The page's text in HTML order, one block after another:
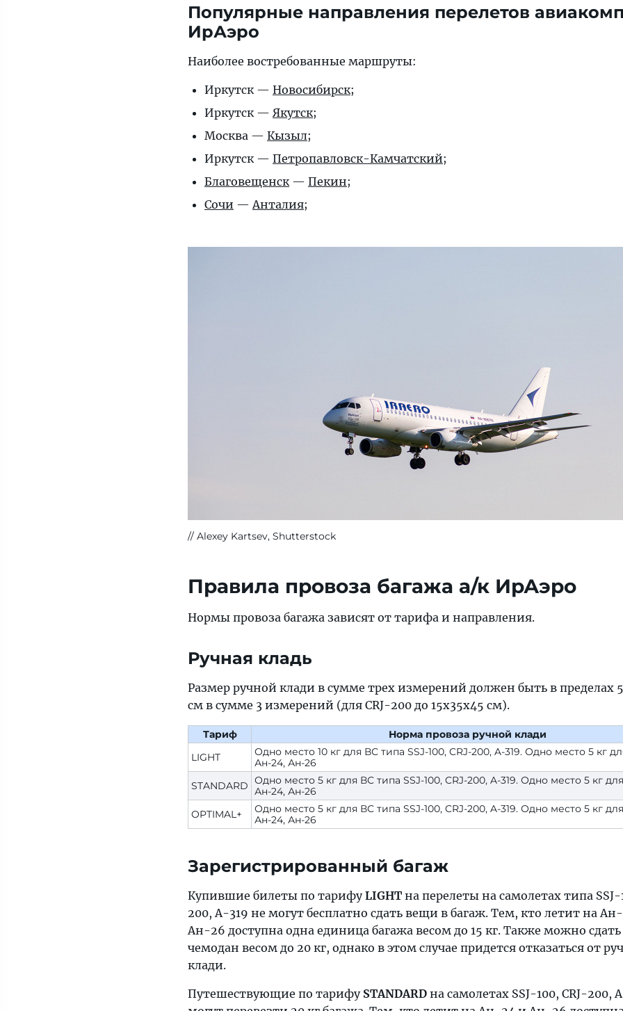
Популярные направления перелетов
ИрАэро
Наиболее востребованные маршруты:
Иркутск — Новосибирск;
Иркутск — Якутск;
Москва — Кызыл;
Иркутск — Петропавловск-Камчатский;
Благовещенск— Пекин;
Сочи —Анталия;
Alexey Kartsev, Shutterstock
Правила провоза багажа а/к ИрАэро
Нормы провоза багажа зависят от тарифа и направления.
Ручная кладь
Размер ручной клади в сумме трех измерений должен быть в пределах
см в сумме 3 измерений (для CRJ-200 до 15х35х45 см).
Тариф
Норма провоза ручной клади
LIGHT
Одно место 10 кг для ВС типа SSJ-100, CRJ-200, A-319. Одно место 5 кг
Ан-24, Ан-26
STANDARD Одно место 5 кг для ВС типа SSJ-100, CRJ-200, A-319. Одно место 5 кг
Ан-24, Ан-26
OPTIMAL+
Одно место 5 кг для ВС типа SSJ-100, CRJ-200, A-319. Одно место 5 кг
Ан-24, Ан-26
Зарегистрированный багаж
Купившие билеты по тарифуLIGHT на перелеты на самолетах типа SSJ-
200, A-319 не могут бесплатно сдать вещи в багаж. Тем, кто летит на
Ан-26 доступна одна единица багажа весом до 15 кг. Также можно сдать
чемодан весом до 20 кг, однако в этом случае придется отказаться от
клади.
Путешествующие по тарифу STANDARD на самолетах SSJ-100, CRJ-200,